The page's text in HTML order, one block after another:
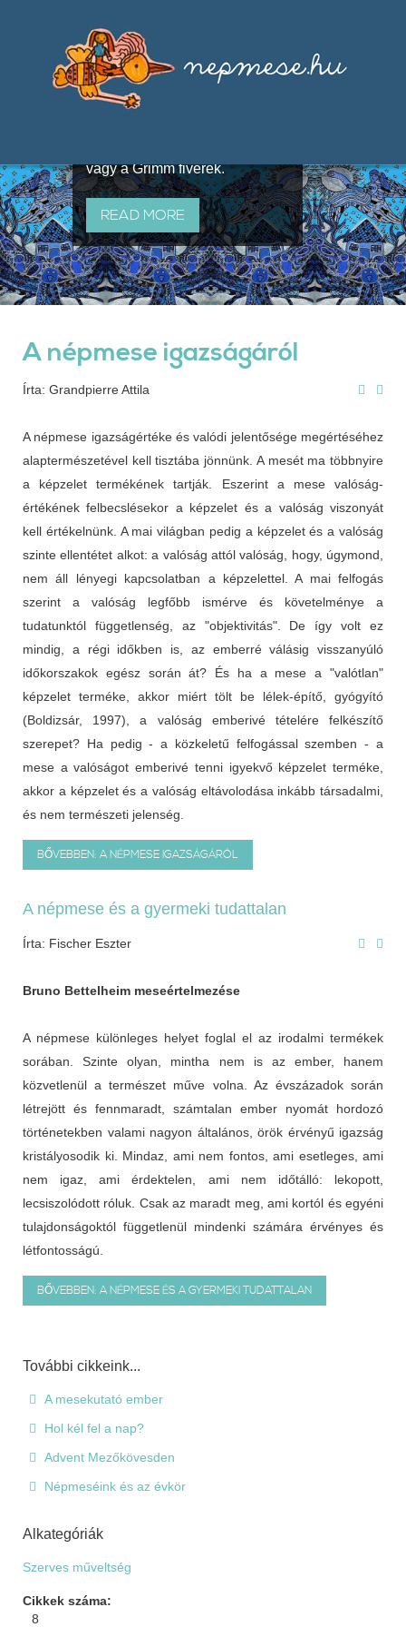
útján terjedő elbeszélésekből,
melyeket olyan ismert gyűjtők
állítottak össze, mint Benedek
vagy a Grimm fivérek.
READ MORE
A népmese igazságáról
Írta: Grandpierre Attila
A népmese igazságértéke és valódi jelentősége megértéséhez
alaptermészetével kell tisztába jönnünk. A mesét ma többnyire
a képzelet termékének tartják. Eszerint a mese valóság-
értékének felbecslésekor a képzelet és a valóság viszonyát
kell értékelnünk. A mai világban pedig a képzelet és a valóság
szinte ellentétet alkot: a valóság attól valóság, hogy, úgymond,
nem áll lényegi kapcsolatban a képzelettel. A mai felfogás
szerint a valóság legfőbb ismérve és követelménye a
tudatunktól függetlenség, az "objektivitás". De így volt ez
mindig, a régi időkben is, az emberré válásig visszanyúló
időkorszakok egész során át? És ha a mese a "valótlan"
képzelet terméke, akkor miért tölt be lélek-építő, gyógyító
(Boldizsár, 1997), a valóság emberivé tételére felkészítő
szerepet? Ha pedig - a közkeletű felfogással szemben - a
mese a valóságot emberivé tenni igyekvő képzelet terméke,
akkor a képzelet és a valóság eltávolodása inkább társadalmi,
és nem természeti jelenség.
BŐVEBBEN: A NÉPMESE IGAZSÁGÁRÓL
A népmese és a gyermeki tudattalan
Írta: Fischer Eszter
Bruno Bettelheim meseértelmezése
A népmese különleges helyet foglal el az irodalmi termékek
sorában. Szinte olyan, mintha nem is az ember, hanem
közvetlenül a természet műve volna. Az évszázadok során
létrejött és fennmaradt, számtalan ember nyomát hordozó
történetekben valami nagyon általános, örök érvényű igazság
kristályosodik ki. Mindaz, ami nem fontos, ami esetleges, ami
nem igaz, ami érdektelen, ami nem időtálló: lekopott,
lecsiszolódott róluk. Csak az maradt meg, ami kortól és egyéni
tulajdonságoktól függetlenül mindenki számára érvényes és
létfontosságú.
BŐVEBBEN: A NÉPMESE ÉS A GYERMEKI TUDATTALAN
További cikkeink...
A mesekutató ember
Hol kél fel a nap?
Advent Mezőkövesden
Népmeséink és az évkör
Alkategóriák
Szerves műveltség
Cikkek száma:
8